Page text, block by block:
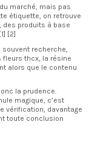
marché, mais pas
étiquette, on retrouve
des produits à base
[2]
recherche,
fleurs thcx, la résine
alors que le contenu
la prudence.
magique, c’est
vérification, davantage
toute conclusion